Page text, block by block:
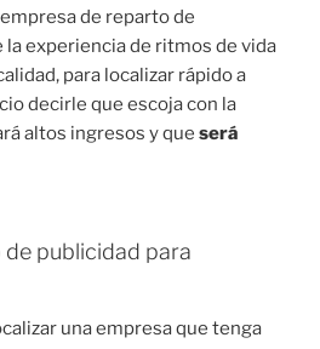
de reparto de
experiencia de ritmos de vida
para localizar rápido a
decirle que escoja con la
altos ingresos y que será
publicidad para
una empresa que tenga